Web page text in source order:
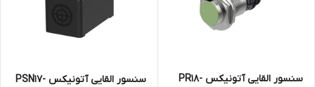
سنسور القایی آتونیکس PR18-
سنسور القایی آتونیکس PSN17-